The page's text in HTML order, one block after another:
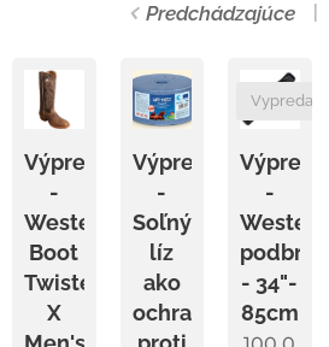
Predchádzajúce
Výpredaj
-
Western
Boot
Twisted
X
Výpredaj
-
Soľný
líz
ako
ochrana
Výpredaj
-
- 34"-
85cm
Vypredané